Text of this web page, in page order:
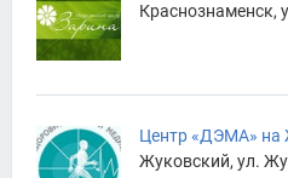
Краснознаменск,
Центр «ДЭМА» на
Жуковский, ул.